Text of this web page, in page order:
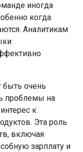
иногда
когда
Аналитикам
быть очень
проблемы на
к
Эта роль
включая
зарплату и